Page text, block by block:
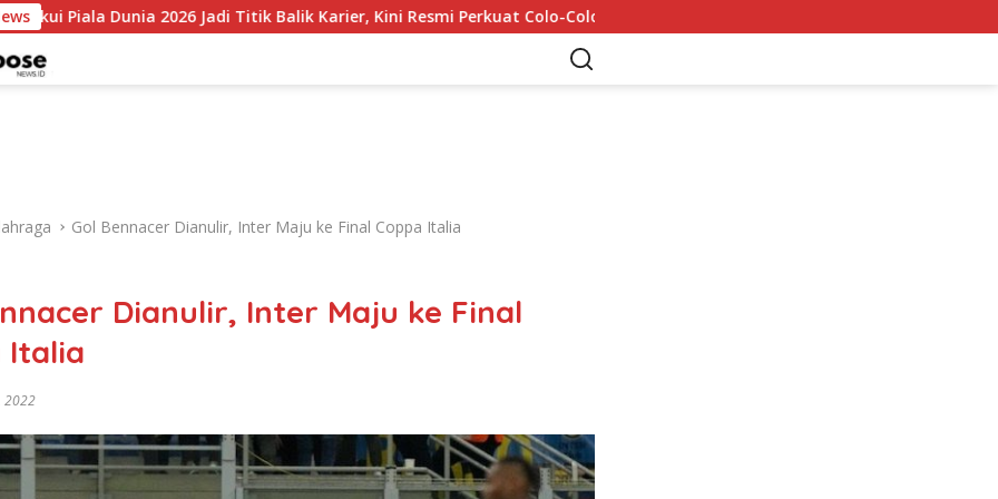
2026 Jadi Titik Balik Karier, Kini Resmi Perkuat Colo-Colo Mohamed Salah Tiba di Trabzon 5 Agustus: 6 Rekor yang
Gol Bennacer Dianulir, Inter Maju ke Final Coppa Italia
Dianulir, Inter Maju ke Final
Italia
2022